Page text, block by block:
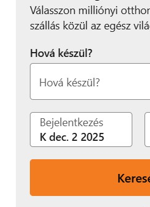
a
hogy
értékünk az
idő az új luxus”
tette hozzá Ángyán Balázs.